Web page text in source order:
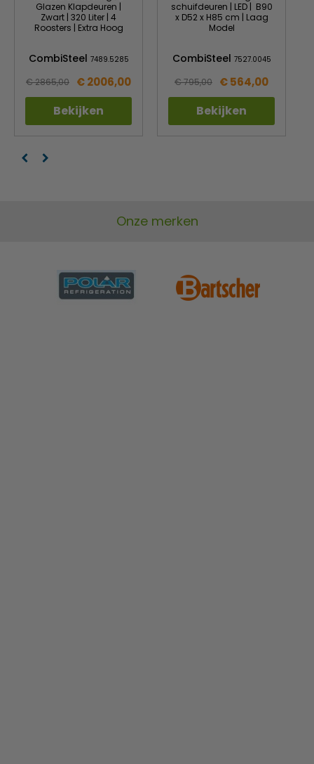
Glazen Klapdeuren |
Zwart | 320 Liter | 4
Roosters | Extra Hoog
CombiSteel 7489.5285
€ 2865,00 € 2006,00
Bekijken
schuifdeuren | LED | B90
x D52 x H85 cm | Laag
Model
CombiSteel 7527.0045
€ 795,00 € 564,00
Bekijken
Onze merken